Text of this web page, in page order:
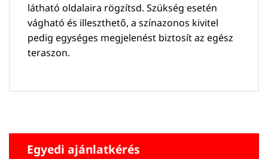
látható oldalaira rögzítsd. Szükség esetén
vágható és illeszthető, a színazonos kivitel
pedig egységes megjelenést biztosít az egész
teraszon.
Egyedi ajánlatkérés